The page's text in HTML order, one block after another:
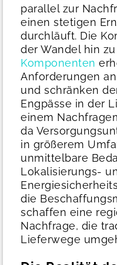
parallel zur
einen stetigen
durchläuft. Die
der Wandel hin zu
Komponenten
Anforderungen
und schränken
Engpässe in der
einem
da
in größerem
unmittelbare
Lokalisierungs-
die
schaffen eine
Nachfrage, die
Lieferwege